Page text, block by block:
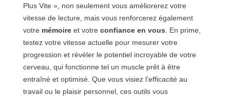
Plus Vite », non seulement vous améliorerez votre
vitesse de lecture, mais vous renforcerez également
votre mémoireet votre confiance en vous . En prime,
testez votre vitesse actuelle pour mesurer votre
progression et révéler le potentiel incroyable de votre
cerveau, qui fonctionne tel un muscle prêt à être
entraîné et optimisé. Que vous visiez l’efficacité au
travail ou le plaisir personnel, ces outils vous